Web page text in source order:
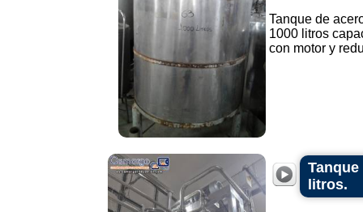
Tanque de
1000 litros
con motor y
litros.